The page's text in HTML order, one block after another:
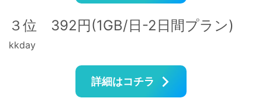
３位 392円(1GB/日-2日間プラン)
kkday
詳細はコチラ